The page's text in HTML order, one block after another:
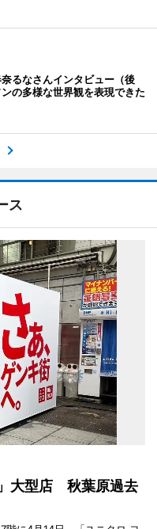
るなさんインタビュー（後
の多様な世界観を表現できた
ス
大型店 秋葉原過去